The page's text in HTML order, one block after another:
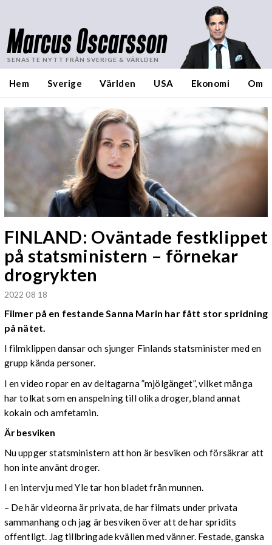
Marcus Oscarsson
SENASTE NYTT FRÅN SVERIGE & VÄRLDEN
Hem Sverige Världen USA Ekonomi Om
FINLAND: Oväntade festklippet
på statsministern – förnekar
drogrykten
2022 08 18
Filmer på en festande Sanna Marin har fått stor spridning
på nätet.
I filmklippen dansar och sjunger Finlands statsminister med en
grupp kända personer.
I en video ropar en av deltagarna ”mjölgänget”, vilket många
har tolkat som en anspelning till olika droger, bland annat
kokain och amfetamin.
Är besviken
Nu uppger statsministern att hon är besviken och försäkrar att
hon inte använt droger.
I en intervju med Yle tar hon bladet från munnen.
– De här videorna är privata, de har filmats under privata
sammanhang och jag är besviken över att de har spridits
offentligt. Jag tillbringade kvällen med vänner. Festade, ganska